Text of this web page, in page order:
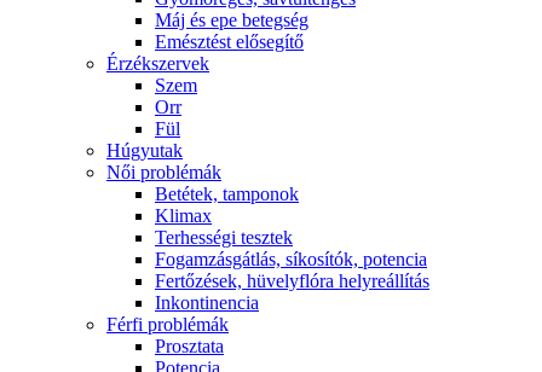
Máj és epe betegség
Emésztést elősegítő
Érzékszervek
Szem
Orr
Fül
Húgyutak
Női problémák
Betétek, tamponok
Klimax
Terhességi tesztek
Fogamzásgátlás, síkosítók, potencia
Fertőzések, hüvelyflóra helyreállítás
Inkontinencia
Férfi problémák
Prosztata
Potencia